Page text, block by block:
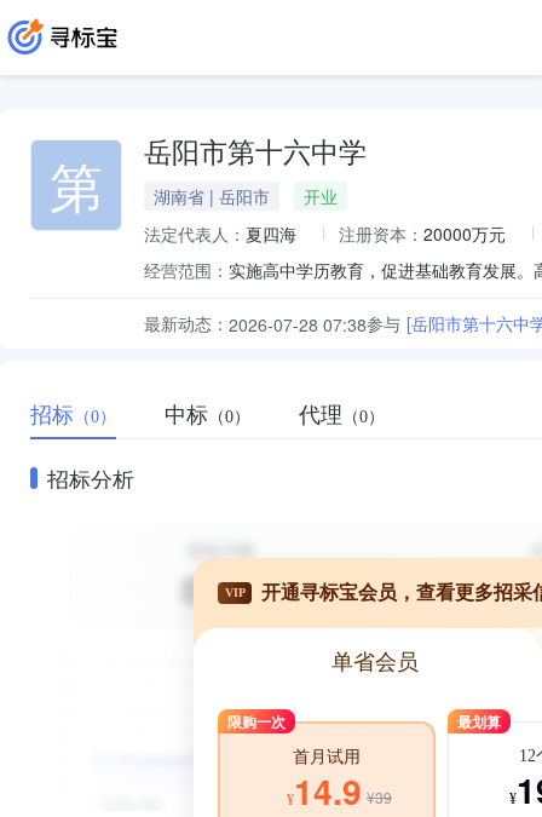
第 岳阳市第十六中学
湖南省 | 岳阳市
开业
法定代表人： 夏四海 注册资本： 20000万元
经营范围： 实施高中学历教育，促进基础教育发展
最新动态： 2026-07-28 07:38参与 [岳阳市第十六中
招标 （0） 中标 （0） 代理 （0）
招标分析
VIP 开通寻标宝会员，查看更多招采
单省会员
限购一次
首月试用
¥14.9 ¥39
最划算
12
¥